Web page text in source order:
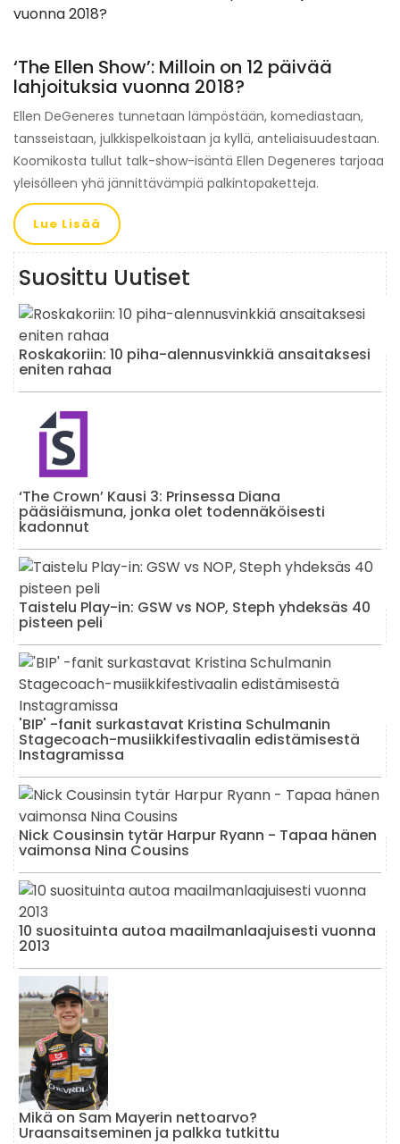
‘The Ellen Show’: Milloin on 12 päivää
lahjoituksia vuonna 2018?
Ellen DeGeneres tunnetaan lämpöstään, komediastaan,
tansseistaan, julkkispelkoistaan ​​ja kyllä, anteliaisuudestaan.
Koomikosta tullut talk-show-isäntä Ellen Degeneres tarjoaa
yleisölleen yhä jännittävämpiä palkintopaketteja.
Lue Lisää
Suosittu Uutiset
Roskakoriin: 10 piha-alennusvinkkiä ansaitaksesi
eniten rahaa
‘The Crown’ Kausi 3: Prinsessa Diana
pääsiäismuna, jonka olet todennäköisesti
kadonnut
Taistelu Play-in: GSW vs NOP, Steph yhdeksäs 40
pisteen peli
'BIP' -fanit surkastavat Kristina Schulmanin
Stagecoach-musiikkifestivaalin edistämisestä
Instagramissa
Nick Cousinsin tytär Harpur Ryann - Tapaa hänen
vaimonsa Nina Cousins
10 suosituinta autoa maailmanlaajuisesti vuonna
2013
Mikä on Sam Mayerin nettoarvo?
Uraansaitseminen ja palkka tutkittu